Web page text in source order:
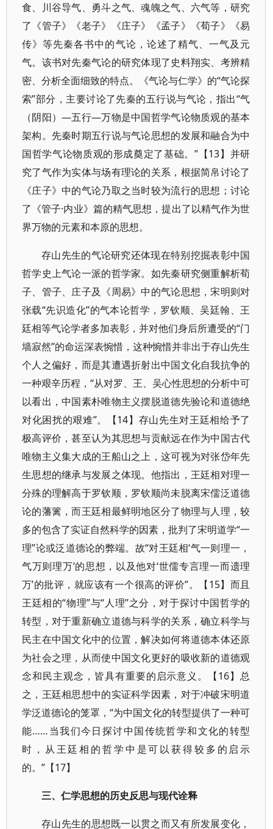
食、川谷导气、勇斗之气、魂魄之气、六气等，研究
了《管子》《老子》《庄子》《孟子》《荀子》《易
传》等先秦各书中的气论，论述了精气、一气及元
气。该书对先秦气论的研究体现了史料翔实、考辨精
密、分析全面细致的特点。《气论与仁学》的“气论探
索”部分，主要讨论了先秦的五行说与气论，指出“气
（阴阳）—五行—万物是中国哲学气论物质观的基本
架构。先秦时期五行说与气论思想的发展和融合为中
国哲学气论物质观的形成奠定了基础。”【13】并研
究了气作为实体与场有理论的关系，根据简帛讨论了
《庄子》中的气论乃取之当时较为流行的思想；讨论
了《管子·内业》篇的精气思想，提出了以精气作为世
界万物的元素和本原的思想。
存山先生的气论研究还体现在特别挖掘表彰中国
哲学史上气论一派的哲学家。如先秦研究侧重解析荀
子、管子、庄子及《周易》中的气论思想，宋明则对
张载“先识造化”的气本论哲学，罗钦顺、吴廷翰、王
廷相等气论学者多加表彰，并对他们身后所遭受的“门
墙寂然”的命运深表惋惜，这种惋惜并非出于存山先生
个人之偏好，而是其遭遇折射出中国文化自我抗争的
一种艰辛历程，“从对罗、王、吴心性思想的分析中可
以看出，中国素朴唯物主义摆脱道德先验论和道德绝
对化困扰的艰难”。【14】存山先生对王廷相给予了
极高评价，甚至认为其思想与贡献远在作为中国古代
唯物主义集大成的王船山之上，这可视为对张岱年先
生思想的继承与发展之体现。他指出，王廷相对理一
分殊的理解高于罗钦顺，罗钦顺尚未脱离宋儒泛道德
论的藩篱，而王廷相最鲜明地区分了物理与人理，较
多的包含了实证自然科学的因素，批判了宋明道学“一
理”论或泛道德论的弊端。故“对王廷相‘气一则理一，
气万则理万’的思想，以及他对‘世儒专言理一而遗理
万’的批评，就应该有一个很高的评价”。【15】而且
王廷相的“物理”与“人理”之分，对于探讨中国哲学的
转型，对于重新确立道德与科学的关系，确立科学与
民主在中国文化中的位置，解决如何将道德本体还原
为社会之理，从而使中国文化更好的吸收新的道德观
念和民主观念，皆具有重要的启示意义。【16】总
之，王廷相思想中的实证科学因素，对于冲破宋明道
学泛道德论的笼罩，“为中国文化的转型提供了一种可
能……当我们今日探讨中国传统哲学和文化的转型
时，从王廷相的哲学中是可以获得较多的启示
的。”【17】
三、仁学思想的历史反思与现代诠释
存山先生的思想既一以贯之而又有所发展变化，